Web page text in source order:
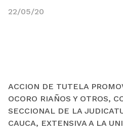
ACCION DE TUTELA
OCORO RIAÑOS Y OTROS,
SECCIONAL DE LA
CAUCA, EXTENSIVA A LA
22/05/20